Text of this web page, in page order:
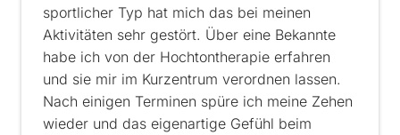
sportlicher Typ hat mich das bei meinen
Aktivitäten sehr gestört. Über eine Bekannte
habe ich von der Hochtontherapie erfahren
und sie mir im Kurzentrum verordnen lassen.
Nach einigen Terminen spüre ich meine Zehen
wieder und das eigenartige Gefühl beim